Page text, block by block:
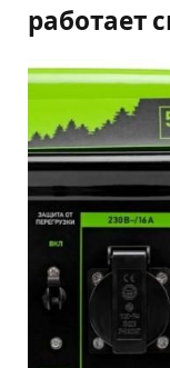
работает